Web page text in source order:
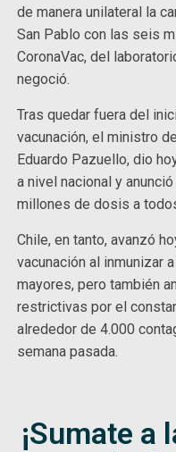
de manera unilateral la
San Pablo con las seis
CoronaVac, del
negoció.
Tras quedar fuera del
vacunación, el ministro
Eduardo Pazuello, dio
a nivel nacional y
millones de dosis a
Chile, en tanto, avanzó
vacunación al inmunizar
mayores, pero también
restrictivas por el
alrededor de 4.000
semana pasada.
¡Sumate a